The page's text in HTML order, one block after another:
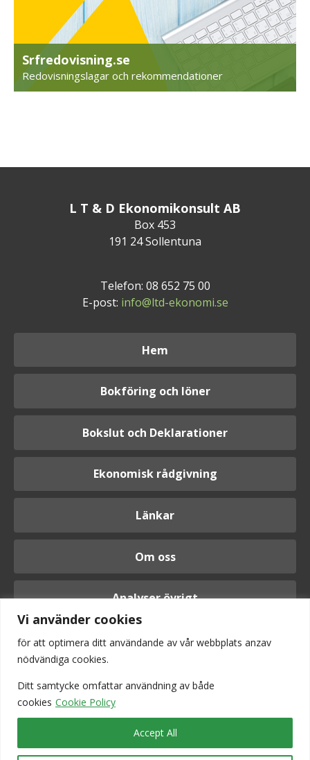
Vi använder cookies
för att optimera ditt användande av vår webbplats anzav
nödvändiga cookies.
Ditt samtycke omfattar användning av både
cookies Cookie Policy
Accept All
Srfredovisning.se
Redovisningslagar och rekommendationer
L T & D Ekonomikonsult AB
Box 453
191 24 Sollentuna
Telefon: 08 652 75 00
E-post: info@ltd-ekonomi.se
Hem
Bokföring och löner
Bokslut och Deklarationer
Ekonomisk rådgivning
Länkar
Om oss
Analyser övrigt